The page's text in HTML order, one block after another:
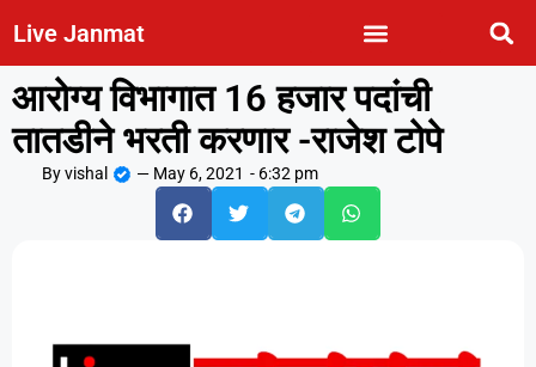
Live Janmat
आरोग्य विभागात 16 हजार पदांची
तातडीने भरती करणार -राजेश टोपे
Byvishal — May 6, 2021 - 6:32 pm